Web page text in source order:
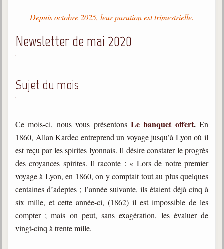
1846-1927
Gabriel Delanne
1857-1926
Divaldo Franco
1927-2025
Ouvrages
Bibliothèque spirite
Documents
Journal trimestriel
Depuis octobre 2025, leur parution est trimestrielle.
Newsletter de mai 2020
Sujet du mois
Ce mois-ci, nous vous présentons Le banquet offert. En
1860, Allan Kardec entreprend un voyage jusqu’à Lyon où il
est reçu par les spirites lyonnais. Il désire constater le progrès
des croyances spirites. Il raconte : « Lors de notre premier
voyage à Lyon, en 1860, on y comptait tout au plus quelques
centaines d’adeptes ; l’année suivante, ils étaient déjà cinq à
six mille, et cette année-ci, (1862) il est impossible de les
compter ; mais on peut, sans exagération, les évaluer de
vingt-cinq à trente mille.